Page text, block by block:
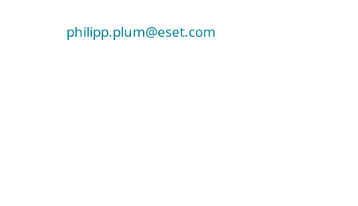
philipp.plum@eset.com